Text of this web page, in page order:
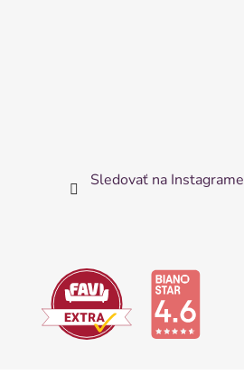
Sledovať na Instagrame